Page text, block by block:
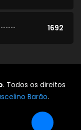
1692
. Todos os direitos
Barão.